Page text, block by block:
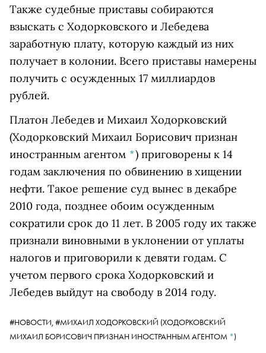
Также судебные приставы собираются
взыскать с Ходорковского и Лебедева
заработную плату, которую каждый из них
получает в колонии. Всего приставы намерены
получить с осужденных 17 миллиардов
рублей.
Платон Лебедев и Михаил Ходорковский
(Ходорковский Михаил Борисович признан
иностранным агентом *) приговорены к 14
годам заключения по обвинению в хищении
нефти. Такое решение суд вынес в декабре
2010 года, позднее обоим осужденным
сократили срок до 11 лет. В 2005 году их также
признали виновными в уклонении от уплаты
налогов и приговорили к девяти годам. С
учетом первого срока Ходорковский и
Лебедев выйдут на свободу в 2014 году.
#НОВОСТИ, #МИХАИЛ ХОДОРКОВСКИЙ (ХОДОРКОВСКИЙ
МИХАИЛ БОРИСОВИЧ ПРИЗНАН ИНОСТРАННЫМ АГЕНТОМ *)